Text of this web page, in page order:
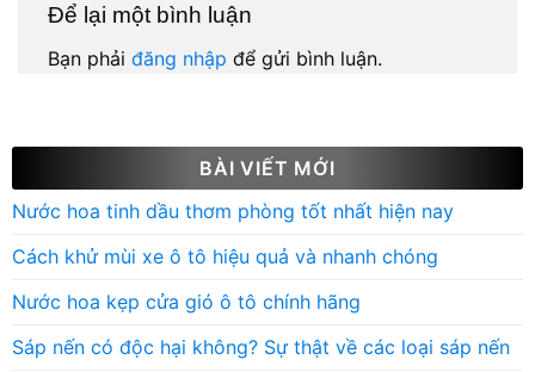
Để lại một bình luận
Bạn phải đăng nhập để gửi bình luận.
BÀI VIẾT MỚI
Nước hoa tinh dầu thơm phòng tốt nhất hiện nay
Cách khử mùi xe ô tô hiệu quả và nhanh chóng
Nước hoa kẹp cửa gió ô tô chính hãng
Sáp nến có độc hại không? Sự thật về các loại sáp nến